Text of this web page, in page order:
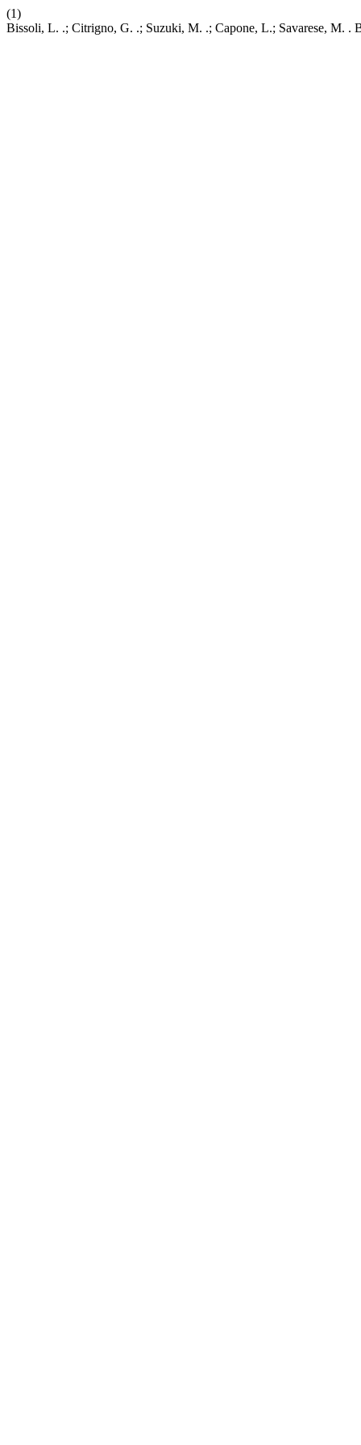
(1)
Bissoli, L. .; Citrigno, G. .; Suzuki, M. .; Capone, L.; Savarese, M. .